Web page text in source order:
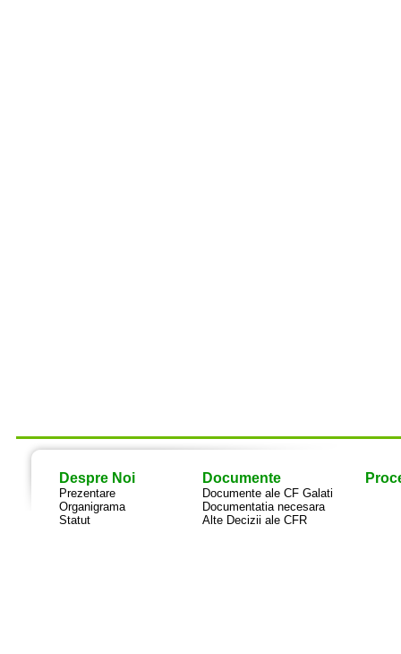
Despre Noi
Prezentare
Organigrama
Statut
Documente
Documente ale CF Galati
Documentatia necesara
Alte Decizii ale CFR